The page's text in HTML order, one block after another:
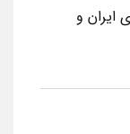
ایران و